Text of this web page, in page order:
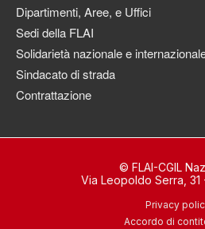
Dipartimenti, Aree, e Uffici
Sedi della FLAI
Solidarietà nazionale e
Sindacato di strada
Contrattazione
© FLAI-CGIL
Via Leopoldo Serra, 31
Privacy
Accordo di